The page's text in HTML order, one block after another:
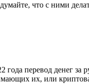
что с ними
перевод денег за
их, или